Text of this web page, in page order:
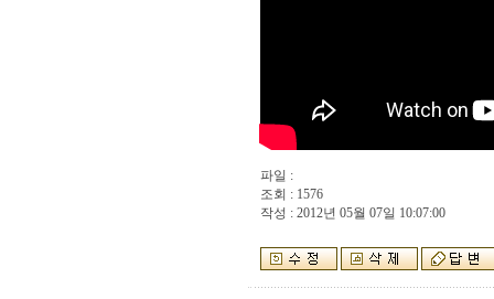
파일 :
조회 : 1576
작성 : 2012년 05월 07일 10:07:00